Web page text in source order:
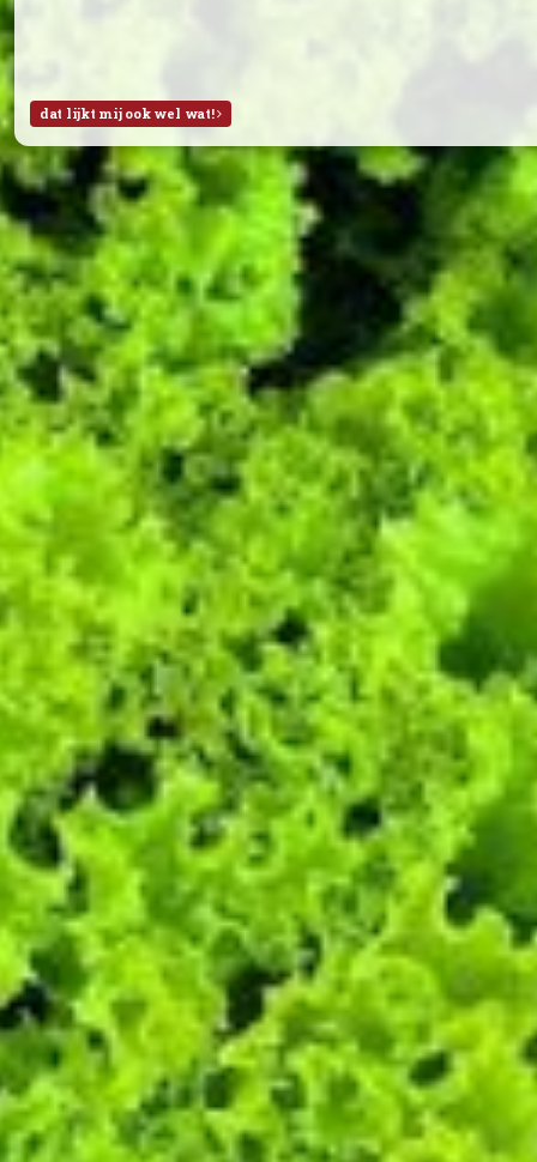
Fruitpakket deze week (29)
Week 29:
Braeburn Appels (NL)
Bananen
Abrikozen
Watermeloen
Week 28:
Braeburn Appels (NL)
Sinaasappels
Rode pruimen
Witte druiven (met pit)
Alles is biologisch, tenzij anders aangegeven.
dat lijkt mij ook wel wat!